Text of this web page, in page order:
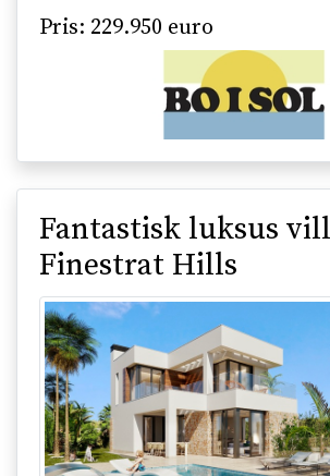
Pris: 229.950 euro
Fantastisk luksus
Finestrat Hills